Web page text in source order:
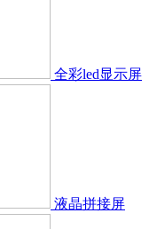
全彩led显示屏
液晶拼接屏